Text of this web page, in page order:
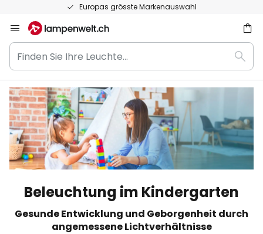
50 Tage kostenlose
Inhalt
springen
Finden
Sie
Ihre
Leuchte...
Beleuchtung im Kindergarten
Gesunde Entwicklung und Geborgenheit durch
angemessene Lichtverhältnisse